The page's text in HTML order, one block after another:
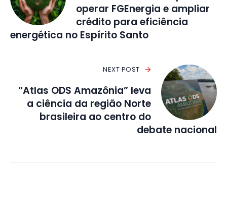
operar FGEnergia e ampliar
crédito para eficiência
energética no Espírito Santo
NEXT POST
“Atlas ODS Amazônia” leva
a ciência da região Norte
brasileira ao centro do
debate nacional